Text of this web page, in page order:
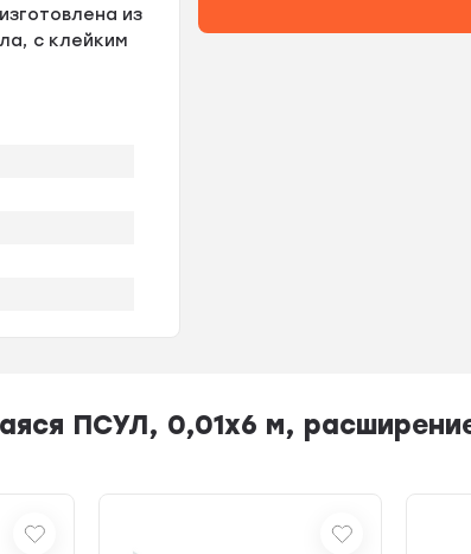
из
с клейким
ПСУЛ, 0,01х6 м,